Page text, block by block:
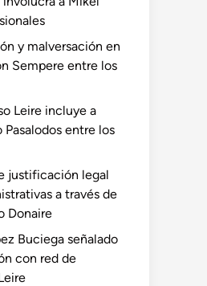
y malversación en
Sempere entre los
Leire incluye a
Pasalodos entre los
justificación legal
a través de
Donaire
Buciega señalado
con red de